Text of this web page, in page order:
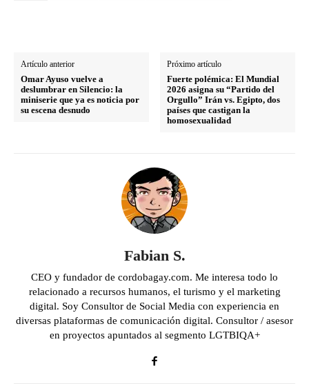
Artículo anterior
Omar Ayuso vuelve a
deslumbrar en Silencio: la
miniserie que ya es noticia por
su escena desnudo
Próximo artículo
Fuerte polémica: El Mundial
2026 asigna su “Partido del
Orgullo” Irán vs. Egipto, dos
países que castigan la
homosexualidad
Fabian S.
CEO y fundador de cordobagay.com. Me interesa todo lo
relacionado a recursos humanos, el turismo y el marketing
digital. Soy Consultor de Social Media con experiencia en
diversas plataformas de comunicación digital. Consultor / asesor
en proyectos apuntados al segmento LGTBIQA+